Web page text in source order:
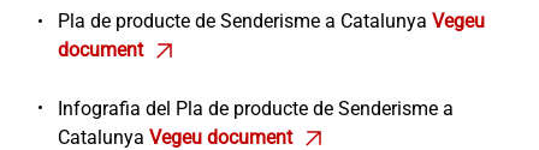
Pla de producte de Senderisme a Catalunya Vegeu
documents'obre en una pestanya nova
Infografia del Pla de producte de Senderisme a
Catalunya Vegeu documents'obre en una pestanya nova